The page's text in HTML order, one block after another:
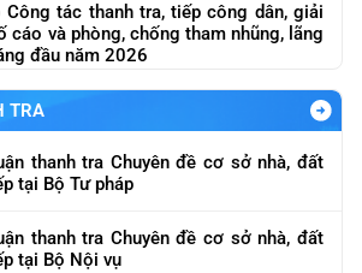
Công tác thanh tra, tiếp công dân, giải
cáo và phòng, chống tham nhũng, lãng
đầu năm 2026
TRA
thanh tra Chuyên đề cơ sở nhà, đất
tại Bộ Tư pháp
thanh tra Chuyên đề cơ sở nhà, đất
tại Bộ Nội vụ